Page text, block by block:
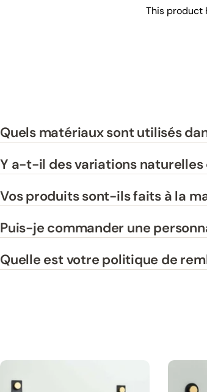
This product
Quels matériaux sont utilisés
Y a-t-il des variations naturelles
Vos produits sont-ils faits à la
Puis-je commander une
Quelle est votre politique de